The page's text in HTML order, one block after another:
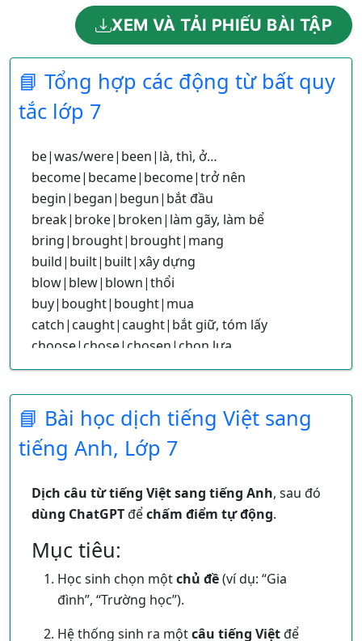
XEM VÀ TẢI PHIẾU BÀI TẬP
📘 Tổng hợp các động từ bất quy
tắc lớp 7
be|was/were|been|là, thì, ở…
become|became|become|trở nên
begin|began|begun|bắt đầu
break|broke|broken|làm gãy, làm bể
bring|brought|brought|mang
build|built|built|xây dựng
blow|blew|blown|thổi
buy|bought|bought|mua
catch|caught|caught|bắt giữ, tóm lấy
choose|chose|chosen|chọn lựa
come|came|come|đến
do|did|done|làm
drink|drank|drunk|uống
eat|ate|eaten|ăn
feel|felt|felt|cảm thấy
find|found|found|tìm kiếm
fly|flew|flown|bay
get|got|got/gotten|được, có được
give|gave|given|cho, tặng
📘 Bài học dịch tiếng Việt sang
tiếng Anh, Lớp 7
Dịch câu từ tiếng Việt sang tiếng Anh, sau đó
dùng ChatGPTđểchấm điểm tự động.
Mục tiêu:
Học sinh chọn mộtchủ đề(ví dụ: “Gia
đình”, “Trường học”).
Hệ thống sinh ra mộtcâu tiếng Việtđể